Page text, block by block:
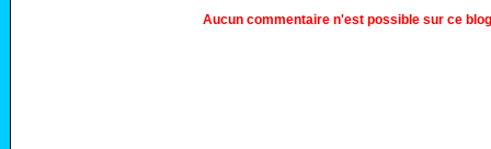
Aucun commentaire n'est possible sur ce